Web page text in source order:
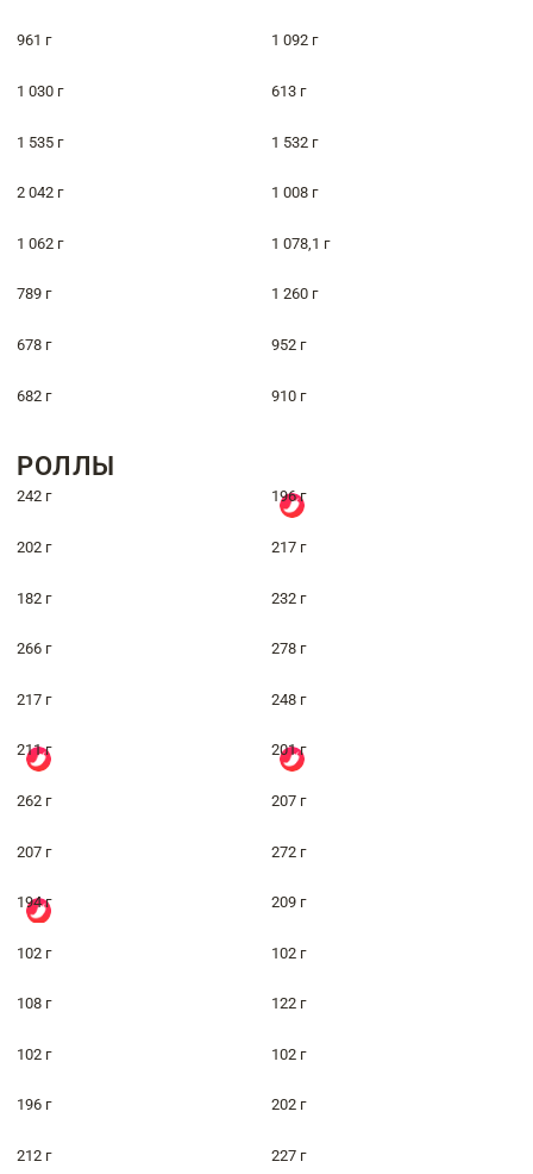
961 г 1 092 г
1 030 г 613 г
1 535 г 1 532 г
2 042 г 1 008 г
1 062 г 1 078,1 г
789 г 1 260 г
678 г 952 г
682 г 910 г
РОЛЛЫ
242 г 196 г
202 г 217 г
182 г 232 г
266 г 278 г
217 г 248 г
211 г 201 г
262 г 207 г
207 г 272 г
194 г 209 г
102 г 102 г
108 г 122 г
102 г 102 г
196 г 202 г
212 г 227 г